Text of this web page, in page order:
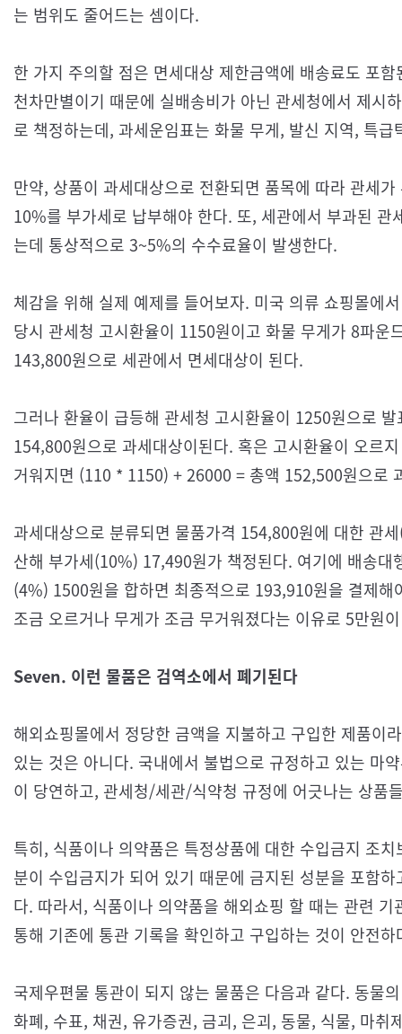
는 범위도 줄어드는 셈이다.
한 가지 주의할 점은 면세대상 제한금액에 배송료도 포
천차만별이기 때문에 실배송비가 아닌 관세청에서 제시
로 책정하는데, 과세운임표는 화물 무게, 발신 지역, 특
만약, 상품이 과세대상으로 전환되면 품목에 따라 관세
10%를 부가세로 납부해야 한다. 또, 세관에서 부과된
는데 통상적으로 3~5%의 수수료율이 발생한다.
체감을 위해 실제 예제를 들어보자. 미국 의류 쇼핑몰에
당시 관세청 고시환율이 1150원이고 화물 무게가 8파
143,800원으로 세관에서 면세대상이 된다.
그러나 환율이 급등해 관세청 고시환율이 1250원으로
154,800원으로 과세대상이된다. 혹은 고시환율이 오르
거워지면 (110 * 1150) + 26000 = 총액 152,500원으로
과세대상으로 분류되면 물품가격 154,800원에 대한 관
산해 부가세(10%) 17,490원가 책정된다. 여기에 배송대
(4%) 1500원을 합하면 최종적으로 193,910원을 결제
조금 오르거나 무게가 조금 무거워졌다는 이유로 5만원
Seven. 이런 물품은 검역소에서 폐기된다
해외쇼핑몰에서 정당한 금액을 지불하고 구입한 제품이
있는 것은 아니다. 국내에서 불법으로 규정하고 있는 마
이 당연하고, 관세청/세관/식약청 규정에 어긋나는 상품
특히, 식품이나 의약품은 특정상품에 대한 수입금지 조
분이 수입금지가 되어 있기 때문에 금지된 성분을 포함
다. 따라서, 식품이나 의약품을 해외쇼핑 할 때는 관련
통해 기존에 통관 기록을 확인하고 구입하는 것이 안전하
국제우편물 통관이 되지 않는 물품은 다음과 같다. 동물
화폐, 수표, 채권, 유가증권, 금괴, 은괴, 동물, 식물, 마취